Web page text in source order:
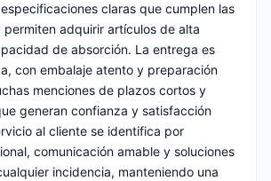
claras que cumplen las
adquirir artículos de alta
de absorción. La entrega es
con embalaje atento y preparación
menciones de plazos cortos y
generan confianza y satisfacción
al cliente se identifica por
comunicación amable y soluciones
incidencia, manteniendo una